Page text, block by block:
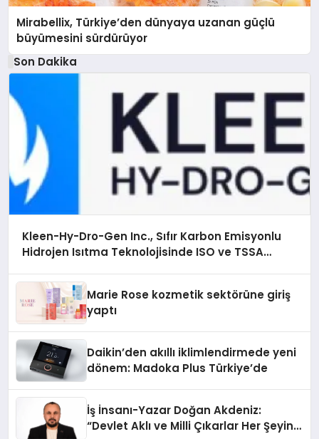
Mirabellix, Türkiye’den dünyaya uzanan güçlü
büyümesini sürdürüyor
Son Dakika
Kleen-Hy-Dro-Gen Inc., Sıfır Karbon Emisyonlu
Hidrojen Isıtma Teknolojisinde ISO ve TSSA
Marie Rose kozmetik sektörüne giriş
yaptı
Daikin’den akıllı iklimlendirmede yeni
dönem: Madoka Plus Türkiye’de
İş İnsanı-Yazar Doğan Akdeniz:
“Devlet Aklı ve Milli Çıkarlar Her Şeyin